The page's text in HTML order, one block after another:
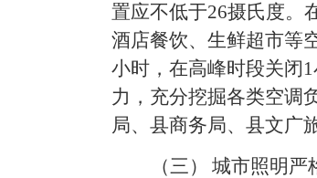
置应不低于26摄氏度。
酒店餐饮、生鲜超市等
小时，在高峰时段关闭1
力，充分挖掘各类空调
局、 县商务局、 县文广
（三）
城市照明严